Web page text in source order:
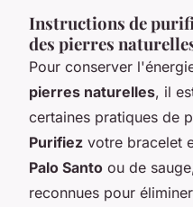
Instructions de
des pierres
Pour conserver
pierres naturelles, il
certaines pratiques de
Purifiez votre bracelet
Palo Santo ou de
reconnues pour